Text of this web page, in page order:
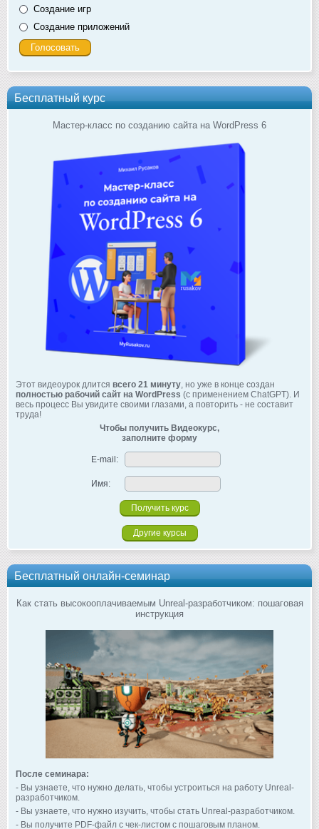
Создание игр
Создание приложений
Бесплатный курс
Мастер-класс по созданию сайта на WordPress 6
Этот видеоурок длится всего 21 минуту , но уже в конце создан
полностью рабочий сайт на WordPress (с применением ChatGPT). И
весь процесс Вы увидите своими глазами, а повторить - не составит
труда!
Чтобы получить Видеокурс,
заполните форму
E-mail:
Имя:
Другие курсы
Бесплатный онлайн-семинар
Как стать высокооплачиваемым Unreal-разработчиком: пошаговая
инструкция
После семинара:
- Вы узнаете, что нужно делать, чтобы устроиться на работу Unreal-
разработчиком.
- Вы узнаете, что нужно изучить, чтобы стать Unreal-разработчиком.
- Вы получите PDF-файл с чек-листом с пошаговым планом.